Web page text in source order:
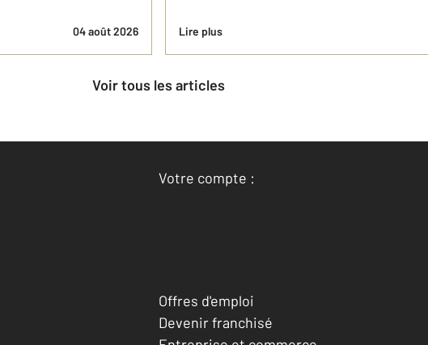
04 août 2026 Lire plus
Voir tous les articles
Votre compte :
Accéder à mon compte
Offres d'emploi
Devenir franchisé